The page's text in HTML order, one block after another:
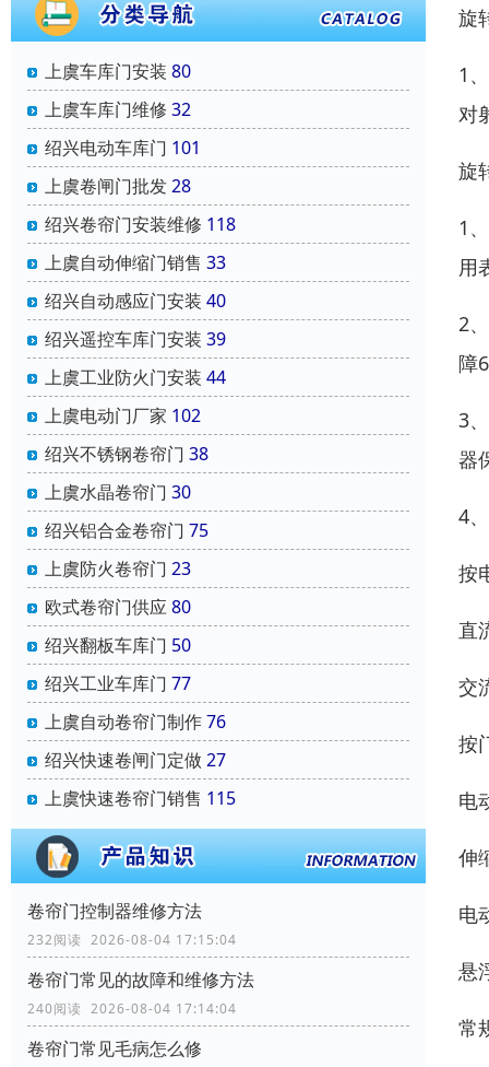
上虞车库门安装 80
上虞车库门维修 32
绍兴电动车库门 101
上虞卷闸门批发28
绍兴卷帘门安装维修 118
上虞自动伸缩门销售 33
绍兴自动感应门安装 40
绍兴遥控车库门安装 39
上虞工业防火门安装 44
上虞电动门厂家 102
绍兴不锈钢卷帘门 38
上虞水晶卷帘门 30
绍兴铝合金卷帘门 75
上虞防火卷帘门 23
欧式卷帘门供应80
绍兴翻板车库门 50
绍兴工业车库门 77
上虞自动卷帘门制作76
绍兴快速卷闸门定做27
上虞快速卷帘门销售 115
卷帘门控制器维修方法
232阅读 2026-08-04 17:15:04
卷帘门常见的故障和维修方法
240阅读 2026-08-04 17:14:04
卷帘门常见毛病怎么修
旋
1
对
旋
1
用
2
障
3
器
4
按
直
交
按
电
伸
电
悬
常